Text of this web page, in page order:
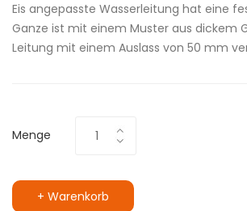
Eis angepasste Wasserleitung hat eine
Ganze ist mit einem Muster aus dickem
Leitung mit einem Auslass von 50 mm
Menge
+ Warenkorb